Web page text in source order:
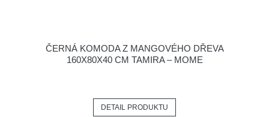
ČERNÁ KOMODA Z MANGOVÉHO DŘEVA
160X80X40 CM TAMIRA – MOME
DETAIL PRODUKTU